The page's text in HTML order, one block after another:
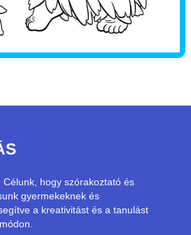
hogy szórakoztató és
gyermekeknek és
a kreativitást és a tanulást